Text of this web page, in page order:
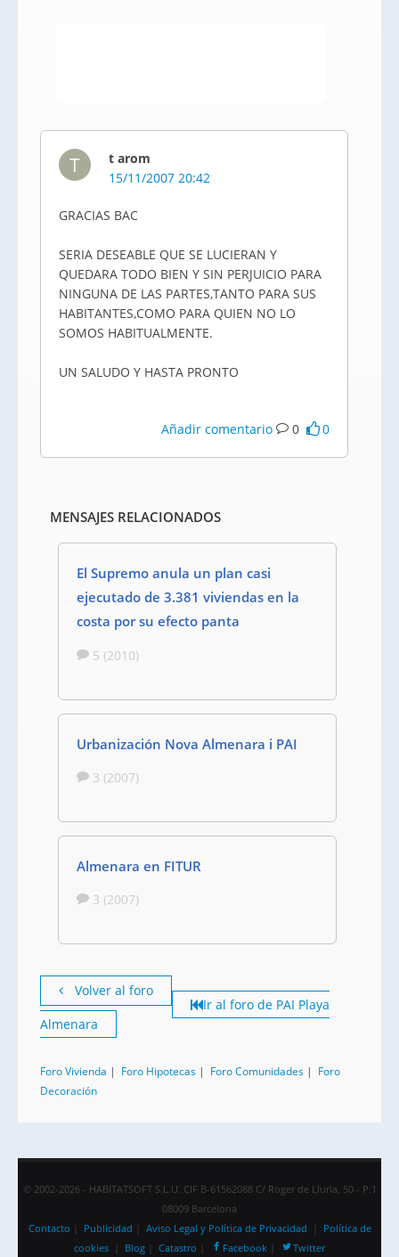
T
t arom
15/11/2007 20:42
GRACIAS BAC
SERIA DESEABLE QUE SE LUCIERAN Y
QUEDARA TODO BIEN Y SIN PERJUICIO PARA
NINGUNA DE LAS PARTES,TANTO PARA SUS
HABITANTES,COMO PARA QUIEN NO LO
SOMOS HABITUALMENTE.
UN SALUDO Y HASTA PRONTO
Añadir comentario 0 0
MENSAJES RELACIONADOS
El Supremo anula un plan casi
ejecutado de 3.381 viviendas en la
costa por su efecto panta
5 (2010)
Urbanización Nova Almenara i PAI
3 (2007)
Almenara en FITUR
3 (2007)
Volver al foro
Ir al foro de PAI Playa
Almenara
Foro Vivienda | Foro Hipotecas | Foro Comunidades | Foro
Decoración
© 2002-2026 - HABITATSOFT S.L.U. CIF B-61562088 C/ Roger de Lluria, 50 - P.1
08009 Barcelona
Contacto
Publicidad Aviso Legal y Política de Privacidad
Política de
cookies
Blog Catastro Facebook Twitter